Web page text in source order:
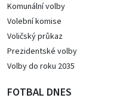
Komunální volby
Volební komise
Voličský průkaz
Prezidentské volby
Volby do roku 2035
FOTBAL DNES